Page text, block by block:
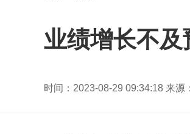
业绩增长不
时间：2023-08-29 09:34:18 来源